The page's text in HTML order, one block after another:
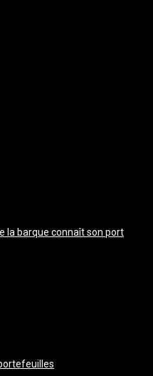
la barque connaît son port